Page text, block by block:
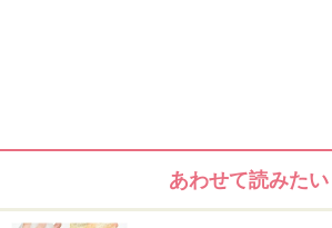
■シマーブリック ローズ（画像：右上
No.1！
あわせて読みたい